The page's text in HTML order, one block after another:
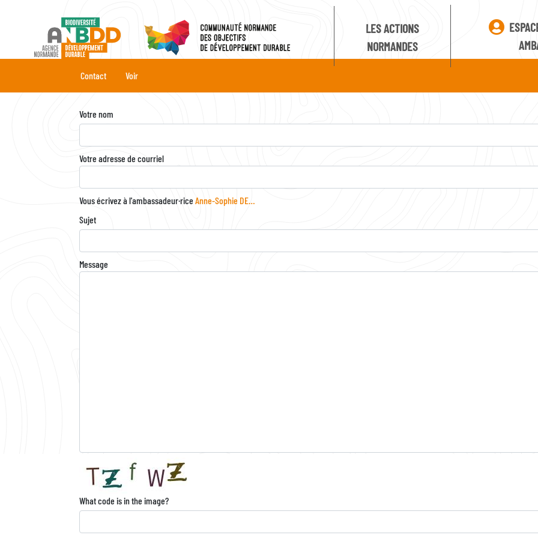
LES ACTIONS
NORMANDES
principaux
Contact Voir
Votre nom
Votre adresse de courriel
Vous écrivez à l'ambassadeur·rice Anne-Sophie DE…
Sujet
Message
What code is in the image?